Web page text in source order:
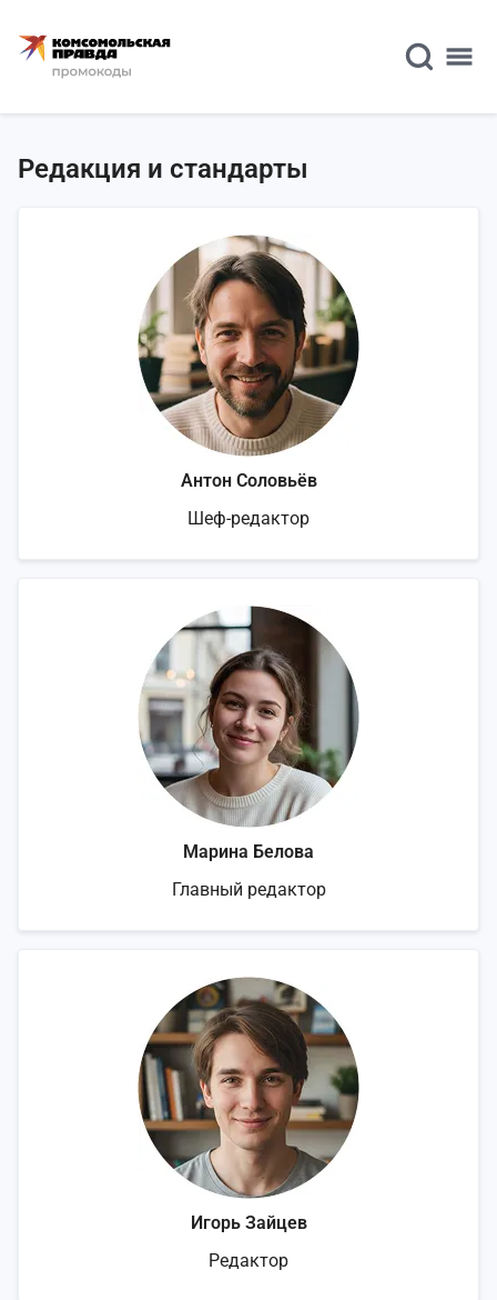
Редакция и стандарты
Антон Соловьёв
Шеф-редактор
Марина Белова
Главный редактор
Игорь Зайцев
Редактор